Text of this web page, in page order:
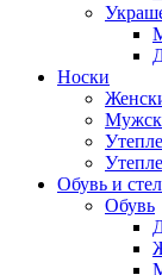
Носки
Обувь и
Обувь